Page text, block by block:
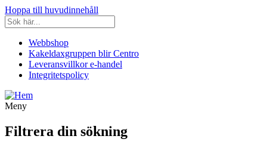
Hoppa till huvudinnehåll
Webbshop
Kakeldaxgruppen blir Centro
Leveransvillkor e-handel
Integritetspolicy
Meny
Filtrera din sökning